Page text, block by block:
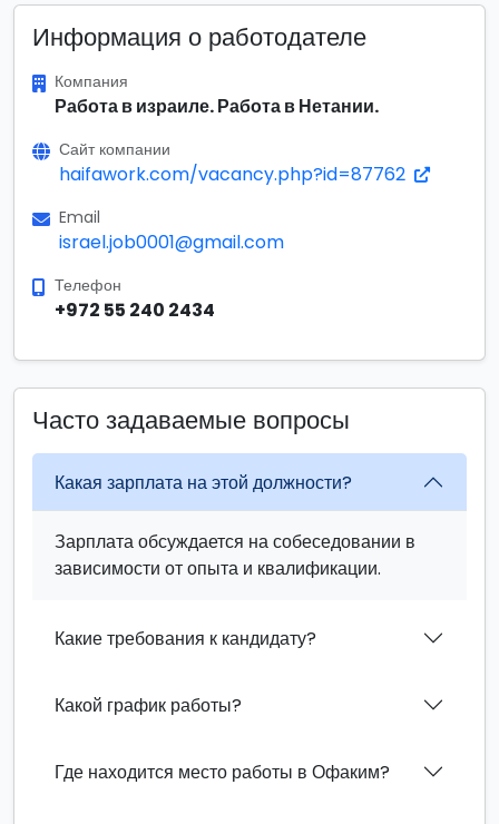
Информация о работодателе
Компания
Работа в израиле. Работа в Нетании.
Сайт компании
haifawork.com/vacancy.php?id=87762
Email
israel.job0001@gmail.com
Телефон
+972 55 240 2434
Часто задаваемые вопросы
Какая зарплата на этой должности?
Зарплата обсуждается на собеседовании в
зависимости от опыта и квалификации.
Какие требования к кандидату?
Какой график работы?
Где находится место работы в Офаким?